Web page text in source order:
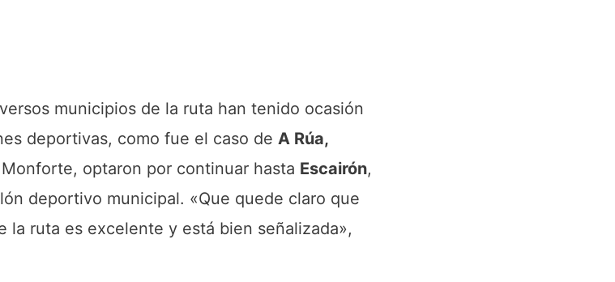
municipios de la ruta han tenido ocasión
deportivas, como fue el caso de A Rúa,
optaron por continuar hasta Escairón,
deportivo municipal. «Que quede claro que
ruta es excelente y está bien señalizada»,